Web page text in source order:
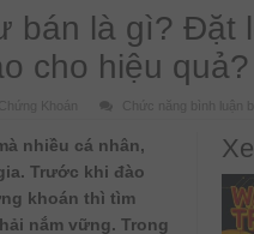
bán là gì? Đặt
cho hiệu quả?
Khoán Chức năng bình luận bị
nhiều cá nhân,
Trước khi đào
khoán thì tìm
nắm vững. Trong